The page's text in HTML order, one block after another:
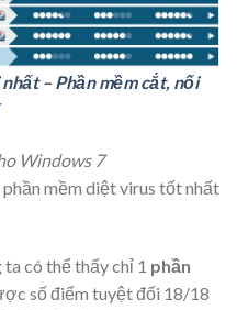
nhất – Phần mềm cắt, nối
Windows 7
mềm diệt virus tốt nhất
có thể thấy chỉ 1 phần
số điểm tuyệt đối 18/18